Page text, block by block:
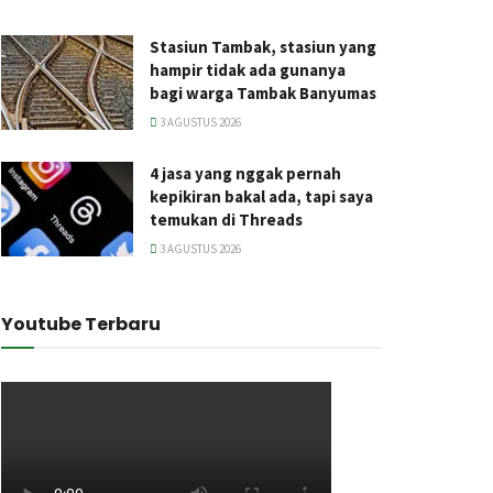
Stasiun Tambak, stasiun yang
hampir tidak ada gunanya
bagi warga Tambak Banyumas
3 AGUSTUS 2026
4 jasa yang nggak pernah
kepikiran bakal ada, tapi saya
temukan di Threads
3 AGUSTUS 2026
Youtube Terbaru